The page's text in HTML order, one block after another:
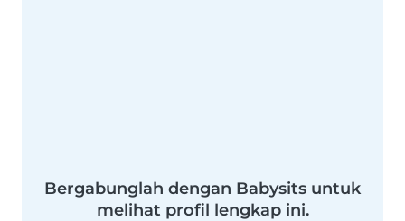
Bergabunglah dengan Babysits untuk
melihat profil lengkap ini.